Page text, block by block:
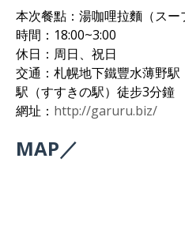
本次餐點：湯咖哩拉麵（ス
時間：18:00~3:00
休日：周日、祝日
交通：札幌地下鐵豐水薄野
駅（すすきの駅）徒步3分鐘
網址： http://garuru.biz/
MAP／